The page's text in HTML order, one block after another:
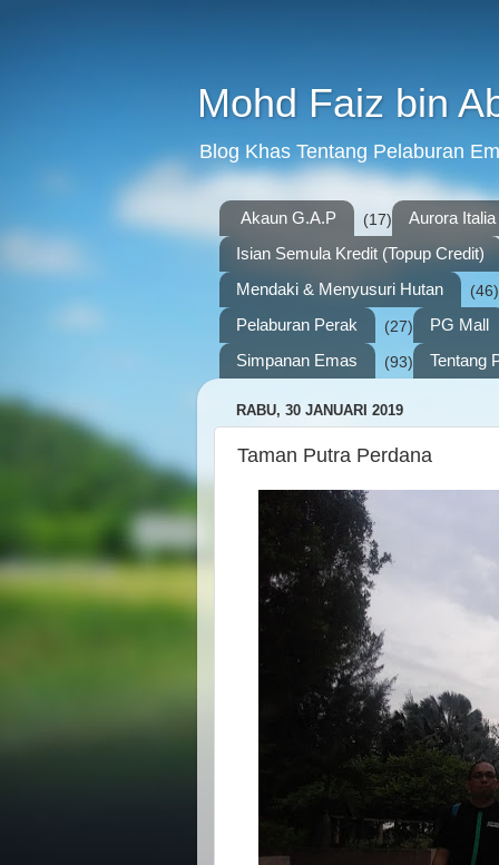
Mohd Faiz bin
Blog Khas Tentang Pelaburan
Akaun G.A.P (17)
Aurora Italia
Isian Semula Kredit (Topup Credit)
Mendaki & Menyusuri Hutan
(46)
Pelaburan Perak (27)
PG Mall
Simpanan Emas
(93) Tentang
RABU, 30 JANUARI 2019
Taman Putra Perdana